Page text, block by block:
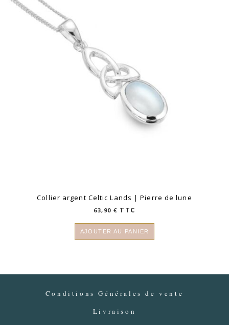
Collier argent Celtic Lands | Pierre de lune
63,90€ TTC
AJOUTER AU PANIER
Conditions Générales de vente
Livraison